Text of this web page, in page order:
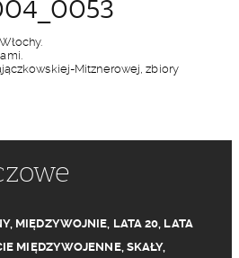
Mitznerowej, zbiory
, MIĘDZYWOJNIE, LATA 20, LATA
MIĘDZYWOJENNE, SKAŁY,